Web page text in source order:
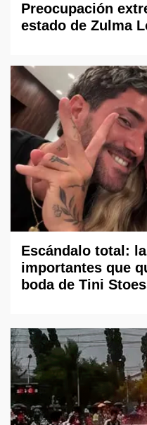
Preocupación
estado de Zulma
Escándalo total:
importantes que
boda de Tini